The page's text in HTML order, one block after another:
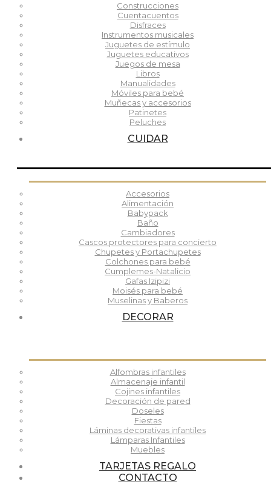
Construcciones
Cuentacuentos
Disfraces
Instrumentos musicales
Juguetes de estímulo
Juguetes educativos
Juegos de mesa
Libros
Manualidades
Móviles para bebé
Muñecas y accesorios
Patinetes
Peluches
CUIDAR
Accesorios
Alimentación
Babypack
Baño
Cambiadores
Cascos protectores para concierto
Chupetes y Portachupetes
Colchones para bebé
Cumplemes-Natalicio
Gafas Izipizi
Moisés para bebé
Muselinas y Baberos
DECORAR
Alfombras infantiles
Almacenaje infantil
Cojines infantiles
Decoración de pared
Doseles
Fiestas
Láminas decorativas infantiles
Lámparas Infantiles
Muebles
TARJETAS REGALO
CONTACTO